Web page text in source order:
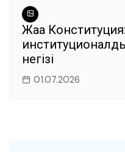
Жаңа
негізі
01.07.2026